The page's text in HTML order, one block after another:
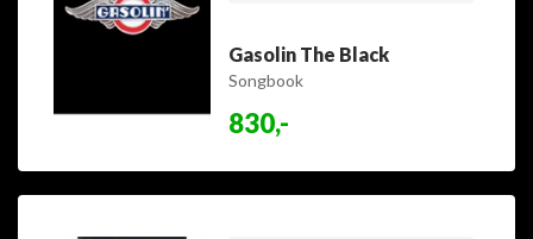
Gasolin The Black
Songbook
830,-